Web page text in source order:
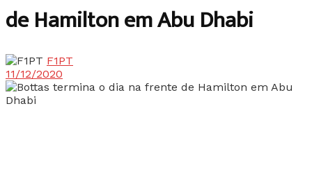
de Hamilton em Abu Dhabi
F1PT
11/12/2020